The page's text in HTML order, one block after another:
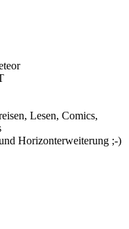
Lesen, Comics,
Horizonterweiterung ;-)